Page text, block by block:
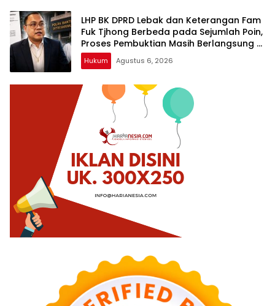
LHP BK DPRD Lebak dan Keterangan Fam
Fuk Tjhong Berbeda pada Sejumlah Poin,
Proses Pembuktian Masih Berlangsung di
Polda Banten ujar Revan FERADI WPI
Hukum Agustus 6, 2026